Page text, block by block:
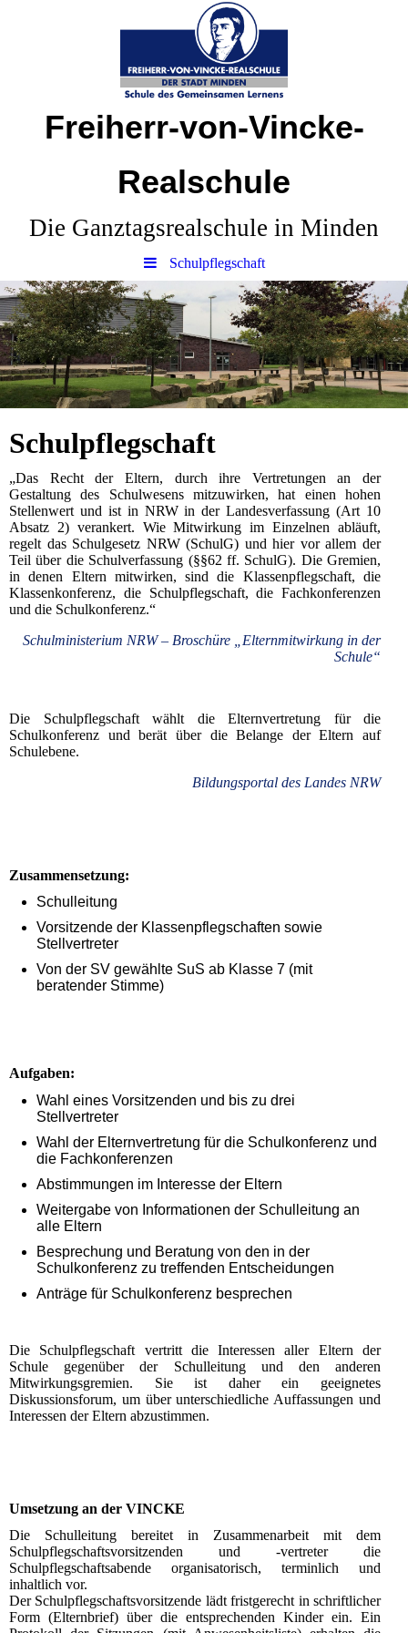
Freiherr-von-Vincke-
Realschule
Die Ganztagsrealschule in Minden
Schulpflegschaft
Schulpflegschaft
„Das Recht der Eltern, durch ihre Vertretungen an der
Gestaltung des Schulwesens mitzuwirken, hat einen hohen
Stellenwert und ist in NRW in der Landesverfassung (Art 10
Absatz 2) verankert. Wie Mitwirkung im Einzelnen abläuft,
regelt das Schulgesetz NRW (SchulG) und hier vor allem der
Teil über die Schulverfassung (§§62 ff. SchulG). Die Gremien,
in denen Eltern mitwirken, sind die Klassenpflegschaft, die
Klassenkonferenz, die Schulpflegschaft, die Fachkonferenzen
und die Schulkonferenz.“
Schulministerium NRW – Broschüre „Elternmitwirkung in der
Schule“
Die Schulpflegschaft wählt die Elternvertretung für die
Schulkonferenz und berät über die Belange der Eltern auf
Schulebene.
Bildungsportal des Landes NRW
Zusammensetzung:
Schulleitung
Vorsitzende der Klassenpflegschaften sowie
Stellvertreter
Von der SV gewählte SuS ab Klasse 7 (mit
beratender Stimme)
Aufgaben:
Wahl eines Vorsitzenden und bis zu drei
Stellvertreter
Wahl der Elternvertretung für die Schulkonferenz und
die Fachkonferenzen
Abstimmungen im Interesse der Eltern
Weitergabe von Informationen der Schulleitung an
alle Eltern
Besprechung und Beratung von den in der
Schulkonferenz zu treffenden Entscheidungen
Anträge für Schulkonferenz besprechen
Die Schulpflegschaft vertritt die Interessen aller Eltern der
Schule gegenüber der Schulleitung und den anderen
Mitwirkungsgremien. Sie ist daher ein geeignetes
Diskussionsforum, um über unterschiedliche Auffassungen und
Interessen der Eltern abzustimmen.
Umsetzung an der VINCKE
Die Schulleitung bereitet in Zusammenarbeit mit dem
Schulpflegschaftsvorsitzenden und -vertreter die
Schulpflegschaftsabende organisatorisch, terminlich und
inhaltlich vor.
Der Schulpflegschaftsvorsitzende lädt fristgerecht in schriftlicher
Form (Elternbrief) über die entsprechenden Kinder ein. Ein